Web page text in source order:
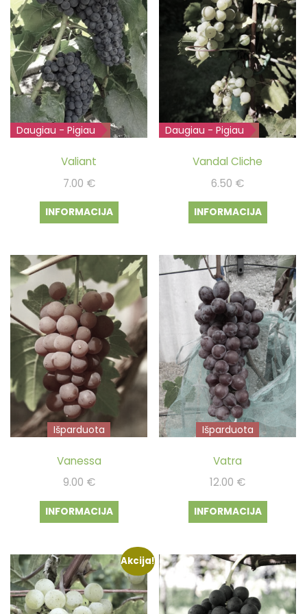
Išparduota
Daugiau - Pigiau
Valiant
7.00 €
INFORMACIJA
Išparduota
Daugiau - Pigiau
Vandal Cliche
6.50 €
INFORMACIJA
Išparduota
Vanessa
9.00 €
INFORMACIJA
Išparduota
Vatra
12.00 €
INFORMACIJA
Akcija!